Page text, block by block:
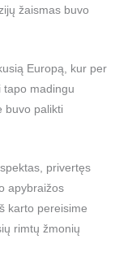
žaismas buvo
Europą, kur per
tapo madingu
buvo palikti
privertęs
apybraižos
karto pereisime
rimtų žmonių